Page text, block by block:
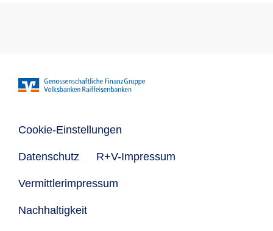
Cookie-Einstellungen
Datenschutz R+V-Impressum
Vermittlerimpressum
Nachhaltigkeit